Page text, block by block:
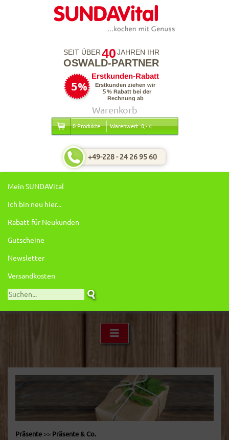
SEIT ÜBER40JAHREN IHR
OSWALD-PARTNER
Warenkorb
0 Produkte Warenwert: 0,- €
+49-228 - 24 26 95 60
Mein SUNDAVital
ich bin neu hier...
Rabatt für Neukunden
Gutscheine
Newsletter
Versandkosten
Präsente >> Präsente & Co.